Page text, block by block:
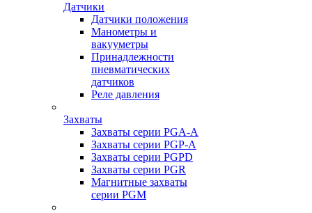
Датчики
Датчики положения
Манометры и
вакууметры
Принадлежности
пневматических
датчиков
Реле давления
Захваты
Захваты серии PGA-A
Захваты серии PGP-A
Захваты серии PGPD
Захваты серии PGR
Магнитные захваты
серии PGM